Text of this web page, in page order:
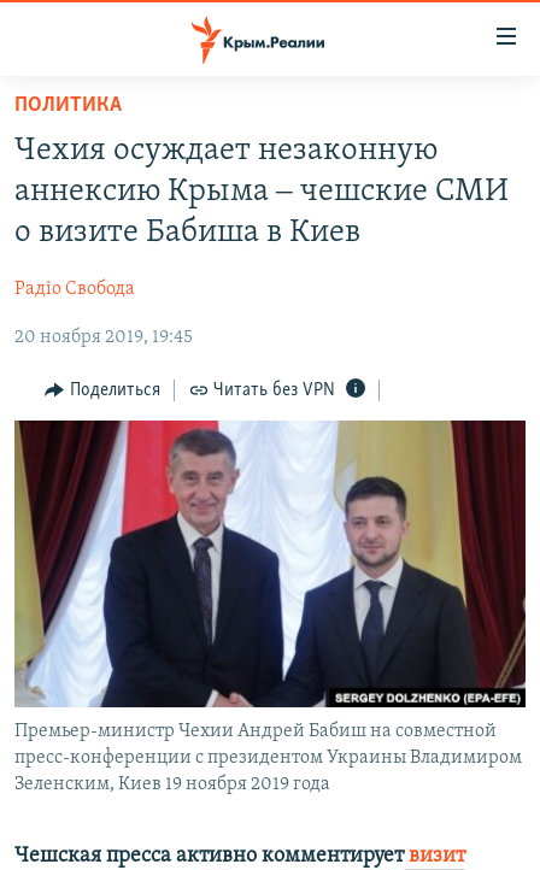
Вернуться
основному
содержанию
главной
Вернутся
поиску
СПЕЦПРОЕКТЫ
11 ЛЕТ ОККУПАЦИИ КРЫМА. 11 ИСТОРИЙ СОПРОТИВЛЕНИЯ
ЕЩЕ
ИНТЕРАКТИВ
ИНФОГРАФИКА
ТЕЛЕПРОЕКТ КРЫМ.РЕАЛИИ
СОВЕТЫ ПРАВОЗАЩИТНИКОВ
ПРОПАВШИЕ БЕЗ ВЕСТИ
ПОБЕДИТЕЛЕЙ НЕ СУДЯТ?
КРЫМ.НЕПОКОРЕННЫЙ
ELIFBE
УКРАИНСКАЯ ПРОБЛЕМА КРЫМА
РАДІО СВОБОДА
КАК ОБОЙТИ БЛОКИРОВКУ
Українською
Qırımtatar
ПРИСОЕДИНЯЙТЕСЬ!
Все сайты RFE/RL
ПОЛИТИКА
Чехия осуждает незаконную
аннексию Крыма ‒ чешские СМИ
о визите Бабиша в Киев
Радіо Свобода
20 ноября 2019, 19:45
Поделиться Читать без VPN
Премьер-министр Чехии Андрей Бабиш на совместной
пресс-конференции с президентом Украины Владимиром
Зеленским, Киев 19 ноября 2019 года
Чешская пресса активно комментируетвизит